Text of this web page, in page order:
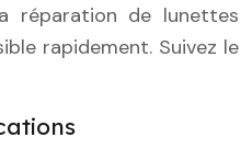
réparation de lunettes
rapidement. Suivez le